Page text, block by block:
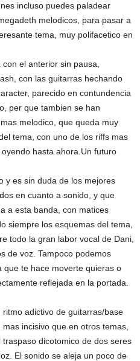
incluso puedes paladear
melodicos, para pasar a
tema, muy polifacetico en
el anterior sin pausa,
con las guitarras hechando
parecido en contundencia
per que tambien se han
melodico, que queda muy
tema, con uno de los riffs mas
hasta ahora.Un futuro
y es sin duda de los mejores
en cuanto a sonido, y que
a esta banda, con matices
siempre los esquemas del tema,
todo la gran labor vocal de Dani,
de voz. Tampoco podemos
que te hace moverte quieras o
reflejada en la portada.
adictivo de guitarras/base
incisivo que en otros temas,
dicotomico de dos seres
El sonido se aleja un poco de